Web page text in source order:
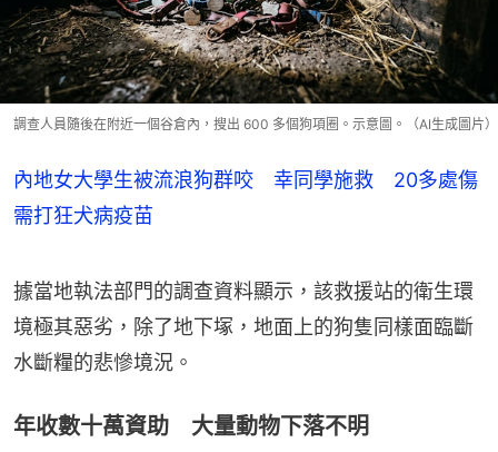
調查人員隨後在附近一個谷倉內，搜出 600 多個狗項圈。示意圖。（AI生成圖片）
內地女大學生被流浪狗群咬 幸同學施救 20多處傷
需打狂犬病疫苗
據當地執法部門的調查資料顯示，該救援站的衛生環
境極其惡劣，除了地下塚，地面上的狗隻同樣面臨斷
水斷糧的悲慘境況。
年收數十萬資助 大量動物下落不明